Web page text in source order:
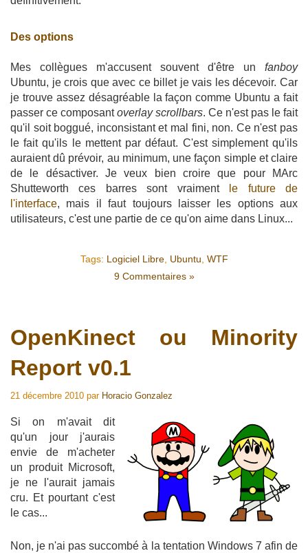
Des options
Mes collègues m'accusent souvent d'être un fanboy
Ubuntu, je crois que avec ce billet je vais les décevoir. Car
je trouve assez désagréable la façon comme Ubuntu a fait
passer ce composantoverlay scrollbars. Ce n'est pas le fait
qu'il soit boggué, inconsistant et mal fini, non. Ce n'est pas
le fait qu'ils le mettent par défaut. C'est simplement qu'ils
auraient dû prévoir, au minimum, une façon simple et claire
de le désactiver. Je veux bien croire que pour MArc
Shutteworth ces barres sont vraiment
le future de
l'interface, mais il faut toujours laisser les options aux
utilisateurs, c'est une partie de ce qu'on aime dans Linux...
Tags: Logiciel Libre, Ubuntu WTF
9 Commentaires »
OpenKinect ou Minority
Report v0.1
21 décembre 2010 par Horacio Gonzalez
Si on m'avait dit
qu'un jour j'aurais
envie de m'acheter
un produit Microsoft,
je ne l'aurait jamais
cru. Et pourtant c'est
le cas...
Non, je n'ai pas succombé à la tentation Windows 7 afin de